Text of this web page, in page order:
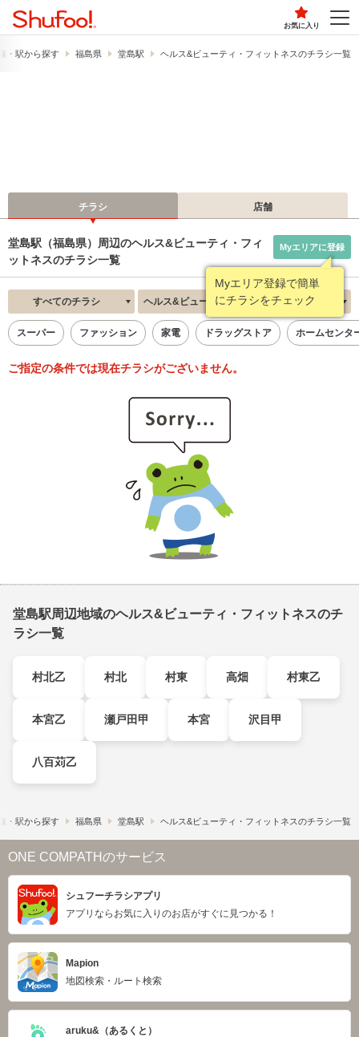
お気に入り
・駅から探す 福島県 堂島駅 ヘルス&ビューティ・フィットネスのチラシ一覧
チラシ 店舗
堂島駅（福島県）周辺のヘルス&ビューティ・フィ
ットネスのチラシ一覧
Myエリア登録で簡単
にチラシをチェック
Myエリアに登録
すべてのチラシ ヘルス&ビューティ・フィットネス 新着順
スーパー ファッション 家電 ドラッグストア ホームセンタ
ご指定の条件では現在チラシがございません。
堂島駅周辺地域のヘルス&ビューティ・フィットネスのチ
ラシ一覧
村北乙 村北 村東 高畑 村東乙
本宮乙 瀬戸田甲 本宮 沢目甲
八百苅乙
・駅から探す 福島県 堂島駅 ヘルス&ビューティ・フィットネスのチラシ一覧
ONE COMPATHのサービス
シュフーチラシアプリ
アプリならお気に入りのお店がすぐに見つかる！
Mapion
地図検索・ルート検索
aruku&（あるくと）